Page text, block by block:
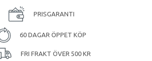
PRISGARANTI
60 DAGAR ÖPPET KÖP
FRI FRAKT ÖVER 500 KR